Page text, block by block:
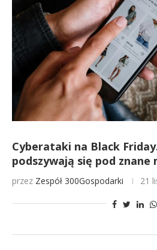
Cyberataki na Black
podszywają się pod znane
przez Zespół 300Gospodarki 21